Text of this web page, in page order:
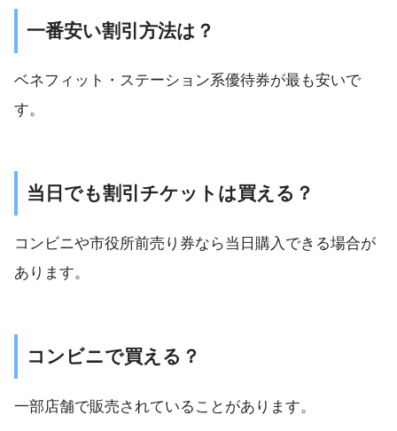
一番安い割引方法は？
ベネフィット・ステーション系優待券が最も安いで
す。
当日でも割引チケットは買える？
コンビニや市役所前売り券なら当日購入できる場合が
あります。
コンビニで買える？
一部店舗で販売されていることがあります。